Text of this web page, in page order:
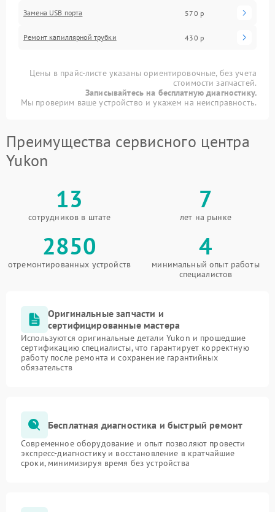
Замена USB порта 570 р
Ремонт капиллярной трубки 430 р
Цены в прайс-листе указаны ориентировочные, без учета
стоимости запчастей.
Записывайтесь на бесплатную диагностику.
Мы проверим ваше устройство и укажем на неисправность.
Преимущества сервисного центра
Yukon
13
сотрудников в штате
7
лет на рынке
2850
отремонтированных устройств
4
минимальный опыт работы
специалистов
Оригинальные запчасти и
сертифицированные мастера
Используются оригинальные детали Yukon и прошедшие
сертификацию специалисты, что гарантирует корректную
работу после ремонта и сохранение гарантийных
обязательств
Бесплатная диагностика и быстрый ремонт
Современное оборудование и опыт позволяют провести
экспресс-диагностику и восстановление в кратчайшие
сроки, минимизируя время без устройства